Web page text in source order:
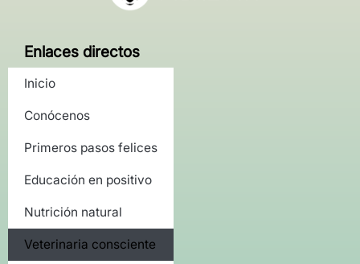
Enlaces directos
Inicio
Conócenos
Primeros pasos felices
Educación en positivo
Nutrición natural
Veterinaria consciente